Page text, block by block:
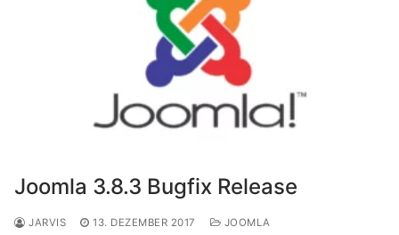
Joomla 3.8.3 Bugfix Release
JARVIS 13. DEZEMBER 2017
JOOMLA